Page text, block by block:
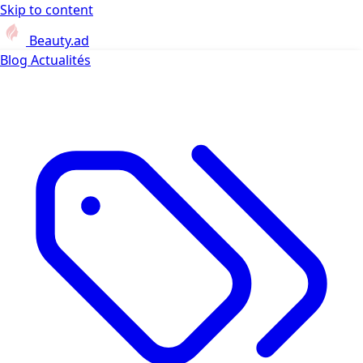
Skip to content
Beauty.ad
Blog Actualités